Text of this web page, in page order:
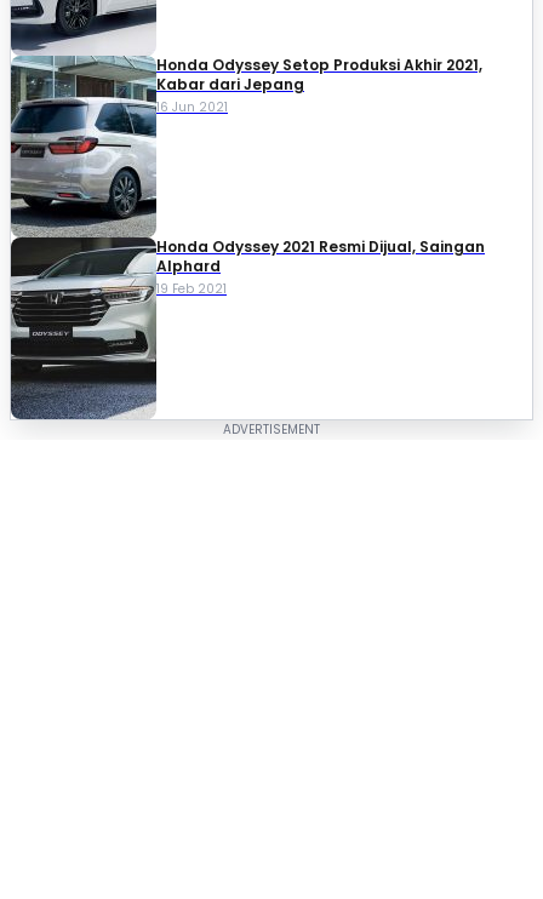
Honda Odyssey Setop Produksi Akhir 2021,
Kabar dari Jepang
16 Jun 2021
Honda Odyssey 2021 Resmi Dijual, Saingan
Alphard
19 Feb 2021